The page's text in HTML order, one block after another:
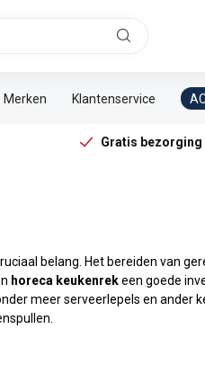
Merken Klantenservice
Gratis bezorging
belang. Het bereiden van
horeca keukenrekeen goede
meer serveerlepels en ander